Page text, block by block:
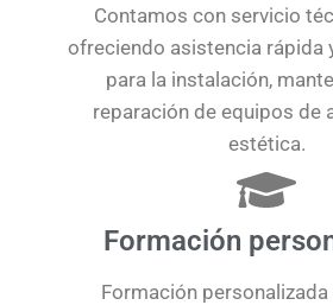
Contamos con servicio
ofreciendo asistencia rápida
para la instalación,
reparación de equipos de
estética.
Formación
Formación